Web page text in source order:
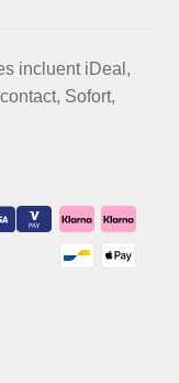
incluent iDeal,
Sofort,